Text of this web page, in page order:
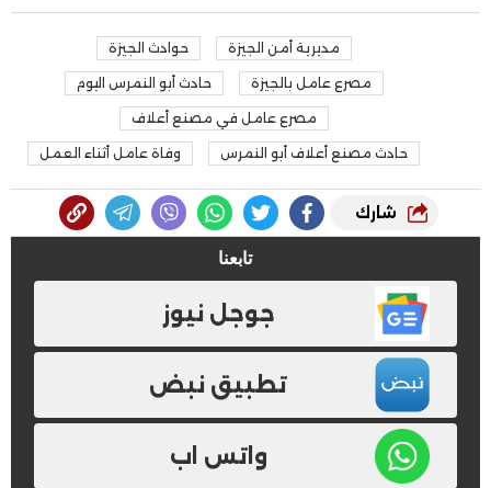
مديرية أمن الجيزة حوادث الجيزة
مصرع عامل بالجيزة حادث أبو النمرس اليوم
مصرع عامل في مصنع أعلاف
حادث مصنع أعلاف أبو النمرس وفاة عامل أثناء العمل
شارك
تابعنا
جوجل نيوز
تطبيق نبض
واتس اب